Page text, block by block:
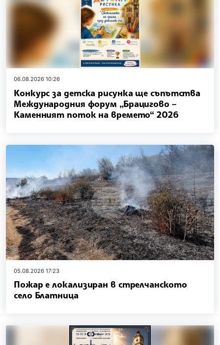
06.08.2026 10:26
Конкурс за детска рисунка ще съпътства
Международния форум „Брацигово –
Каменният поток на времето“ 2026
05.08.2026 17:23
Пожар е локализиран в стрелчанското
село Блатница